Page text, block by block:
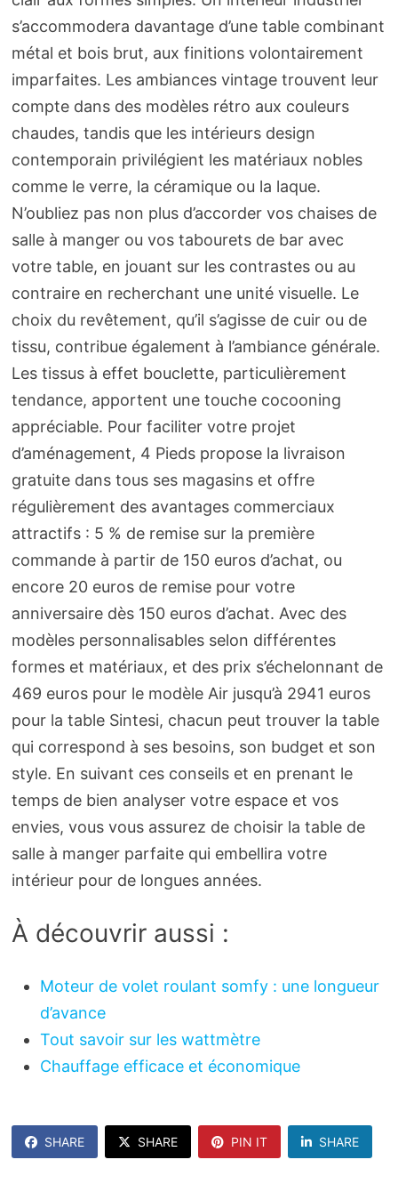
s’accommodera davantage d’une table combinant
métal et bois brut, aux finitions volontairement
imparfaites. Les ambiances vintage trouvent leur
compte dans des modèles rétro aux couleurs
chaudes, tandis que les intérieurs design
contemporain privilégient les matériaux nobles
comme le verre, la céramique ou la laque.
N’oubliez pas non plus d’accorder vos chaises de
salle à manger ou vos tabourets de bar avec
votre table, en jouant sur les contrastes ou au
contraire en recherchant une unité visuelle. Le
choix du revêtement, qu’il s’agisse de cuir ou de
tissu, contribue également à l’ambiance générale.
Les tissus à effet bouclette, particulièrement
tendance, apportent une touche cocooning
appréciable. Pour faciliter votre projet
d’aménagement, 4 Pieds propose la livraison
gratuite dans tous ses magasins et offre
régulièrement des avantages commerciaux
attractifs : 5 % de remise sur la première
commande à partir de 150 euros d’achat, ou
encore 20 euros de remise pour votre
anniversaire dès 150 euros d’achat. Avec des
modèles personnalisables selon différentes
formes et matériaux, et des prix s’échelonnant de
469 euros pour le modèle Air jusqu’à 2941 euros
pour la table Sintesi, chacun peut trouver la table
qui correspond à ses besoins, son budget et son
style. En suivant ces conseils et en prenant le
temps de bien analyser votre espace et vos
envies, vous vous assurez de choisir la table de
salle à manger parfaite qui embellira votre
intérieur pour de longues années.
À découvrir aussi :
Moteur de volet roulant somfy : une longueur
d’avance
Tout savoir sur les wattmètre
Chauffage efficace et économique
SHARE SHARE PIN IT SHARE